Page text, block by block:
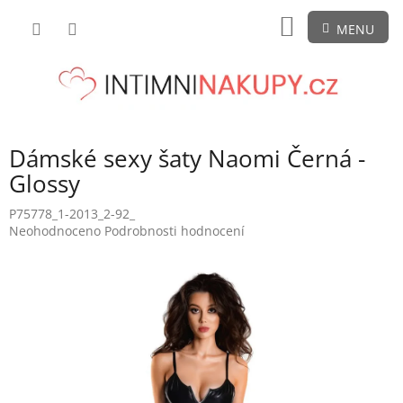
NÁKUPNÍ
KOŠÍK
Dámské sexy šaty Naomi Černá -
Glossy
P75778_1-2013_2-92_
Průměrné
Neohodnoceno Podrobnosti hodnocení